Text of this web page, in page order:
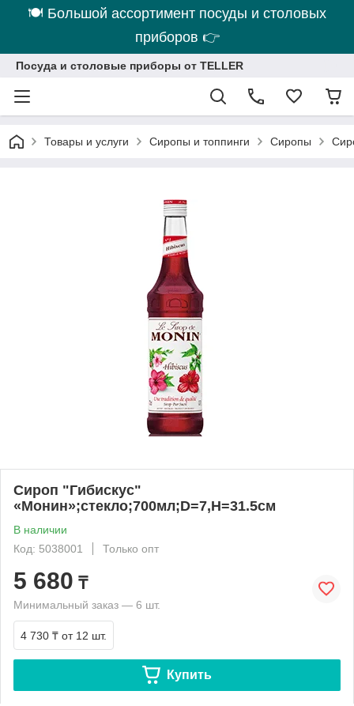
🍽 Большой ассортимент посуды и столовых
приборов 👉
Посуда и столовые приборы от TELLER
Товары и услуги Сиропы и топпинги Сиропы
Сироп "Гибискус"
«Монин»;стекло;700мл;D=7,H=31.5см
В наличии
Код: 5038001
Только опт
5 680 ₸
Минимальный заказ — 6 шт.
4 730 ₸ от 12 шт.
Купить